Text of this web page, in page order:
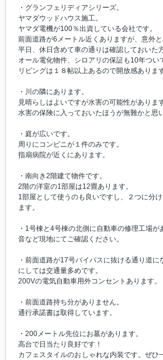
・グランフェリディアシリーズ。
ヤマダウッドハウス施工。
ヤマダ電機が100％出資している会社です。
前面道路が6メートル近くありますが、意外と
平日、休日含めて車の通りは確認しておいた
オール電化物件、シロアリの保証も10年つい
リビングは１８帖以上あるので開放感あります
・川の隣にあります。
見晴らしはよいですが水害の可能性があります
水害の保険に入っておいたほうが無難かと思
・庭が広いです。
周りにコンビニが１件のみです。
指扇病院が近くにあります。
・南向き2階建て物件です。
2階の洋室の1部屋は12畳あります。
1部屋として使うのも良いですし、２つに分
ます。
・1号棟と4号棟の北側に自動車の修理工場が
音など現地にてご確認ください。
・前面道路が17号バイパスに抜ける通り道
にしては交通量多めです。
200Vの電気自動車用外コンセントあります。
・前面道路持ち分がありません。
通行承諾書は取得しています。
・200メートル先位にお墓があります。
高台で日当たり良好です！
カフェスタイルのおしゃれな内装です。ぜひ